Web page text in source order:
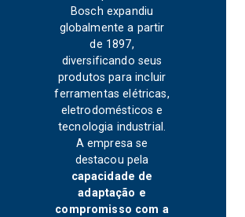
Bosch expandiu
globalmente a partir
de 1897,
diversificando seus
produtos para incluir
ferramentas elétricas,
eletrodomésticos e
tecnologia industrial.
A empresa se
destacou pela
capacidade de
adaptação e
compromisso com a